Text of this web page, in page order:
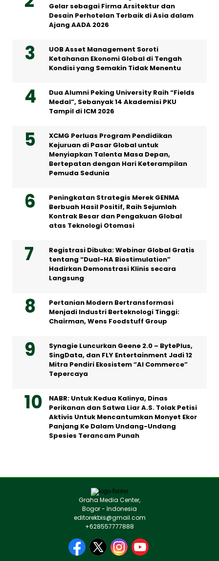
Gelar sebagai Firma Arsitektur dan
Desain Perhotelan Terbaik di Asia dalam
Ajang AADA 2026
UOB Asset Management Soroti
Ketahanan Ekonomi Global di Tengah
Kondisi yang Semakin Tidak Menentu
Dua Alumni Peking University Raih “Fields
Medal”, Sebanyak 14 Akademisi PKU
Tampil di ICM 2026
XCMG Perluas Program Pendidikan
Kejuruan di Pasar Global untuk
Menyiapkan Talenta Masa Depan,
Bertepatan dengan Hari Keterampilan
Pemuda Sedunia
Peningkatan Strategis Merek GENMA
Berbuah Hasil Positif, Raih Sejumlah
Kontrak Besar dan Pengakuan Global
atas Teknologi Otomasi
Registrasi Dibuka: Webinar Global Gratis
tentang “Dual-HA Biostimulation”
Hadirkan Demonstrasi Klinis secara
Langsung
Pertanian Modern Bertransformasi
Menjadi Industri Berteknologi Tinggi:
Chairman, Wens Foodstuff Group
Synagie Luncurkan Geene 2.0 – BytePlus,
SingData, dan FLY Entertainment Jadi 12
Mitra Pendiri Ekosistem “AI Commerce”
Tepercaya
NABR: Untuk Kedua Kalinya, Dinas
Perikanan dan Satwa Liar A.S. Tolak Petisi
Aktivis Untuk Mencantumkan Monyet Ekor
Panjang Ke Dalam Undang-Undang
Spesies Terancam Punah
Graha Media Center,
Bogor - Indonesia
editorekbis@gmail.com
+628557777888